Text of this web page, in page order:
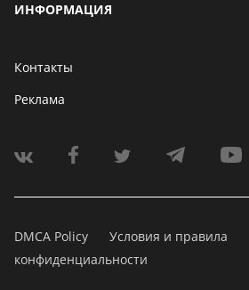
ИНФОРМАЦИЯ
Контакты
Реклама
DMCA Policy Условия и правила
конфиденциальности